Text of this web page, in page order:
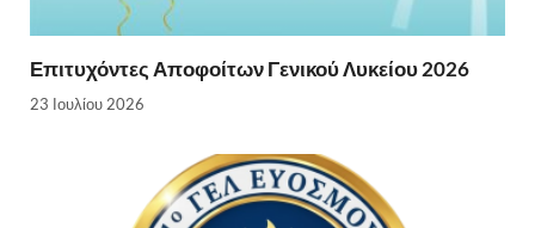
Επιτυχόντες Αποφοίτων Γενικού Λυκείου 2026
23 Ιουλίου 2026